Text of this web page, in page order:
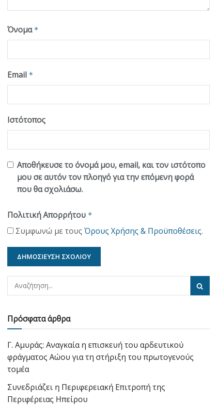
Όνομα *
Email *
Ιστότοπος
Αποθήκευσε το όνομά μου, email, και τον ιστότοπο
μου σε αυτόν τον πλοηγό για την επόμενη φορά
που θα σχολιάσω.
Πολιτική Απορρήτου *
Συμφωνώ με τους Όρους Χρήσης & Προϋποθέσεις.
Πρόσφατα άρθρα
Γ. Αμυράς: Αναγκαία η επισκευή του αρδευτικού
φράγματος Αώου για τη στήριξη του πρωτογενούς
τομέα
Συνεδριάζει η Περιφερειακή Επιτροπή της
Περιφέρειας Ηπείρου